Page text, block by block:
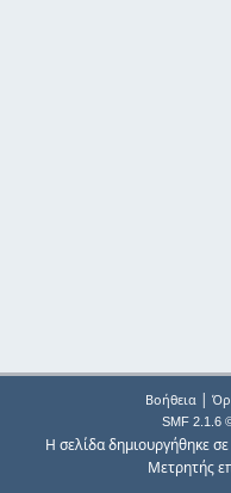
Βοήθεια|
SMF 2.1.6
Η σελίδα δημιουργήθηκε
Μετρητής